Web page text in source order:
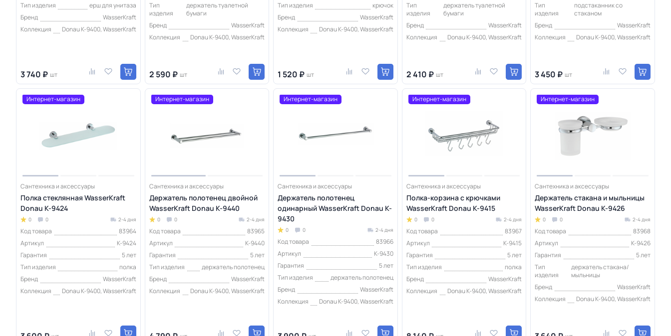
Тип изделия
ерш для унитаза
Бренд
WasserKraft
Коллекция
Donau K-9400, WasserKraft
3 740 ₽ шт
Тип
изделия
держатель туалетной
бумаги
Бренд
WasserKraft
Коллекция
Donau K-9400, WasserKraft
2 590 ₽ шт
Тип изделия
крючок
Бренд
WasserKraft
Коллекция
Donau K-9400, WasserKraft
1 520 ₽ шт
Тип
изделия
держатель туалетной
бумаги
Бренд
WasserKraft
Коллекция
Donau K-9400, WasserKraft
2 410 ₽ шт
Тип
изделия
подстаканник со
стаканом
Бренд
WasserKraft
Коллекция
Donau K-9400, WasserKraft
3 450 ₽ шт
Интернет-магазин
Сантехника и аксессуары
Полка стеклянная WasserKraft
Donau K-9424
0 0 2-4 дня
Код товара
83964
Артикул
K-9424
Гарантия
5 лет
Тип изделия
полка
Бренд
WasserKraft
Коллекция
Donau K-9400, WasserKraft
Интернет-магазин
Сантехника и аксессуары
Держатель полотенец двойной
WasserKraft Donau K-9440
0 0 2-4 дня
Код товара
83965
Артикул
K-9440
Гарантия
5 лет
Тип изделия
держатель полотенец
Бренд
WasserKraft
Коллекция
Donau K-9400, WasserKraft
Интернет-магазин
Сантехника и аксессуары
Держатель полотенец
одинарный WasserKraft Donau K-
9430
0 0 2-4 дня
Код товара
83966
Артикул
K-9430
Гарантия
5 лет
Тип изделия
держатель полотенец
Бренд
WasserKraft
Коллекция
Donau K-9400, WasserKraft
Интернет-магазин
Сантехника и аксессуары
Полка-корзина с крючками
WasserKraft Donau K-9415
0 0 2-4 дня
Код товара
83967
Артикул
K-9415
Гарантия
5 лет
Тип изделия
полка
Бренд
WasserKraft
Коллекция
Donau K-9400, WasserKraft
Интернет-магазин
Сантехника и аксессуары
Держатель стакана и мыльницы
WasserKraft Donau K-9426
0 0 2-4 дня
Код товара
83968
Артикул
K-9426
Гарантия
5 лет
Тип
изделия
держатель стакана/
мыльницы
Бренд
WasserKraft
Коллекция
Donau K-9400, WasserKraft